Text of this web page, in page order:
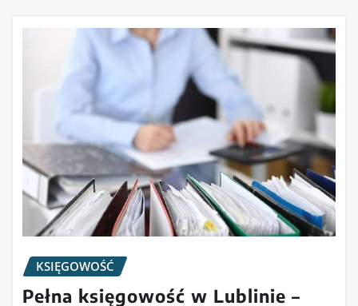
KSIĘGOWOŚĆ
Pełna księgowość w Lublinie –